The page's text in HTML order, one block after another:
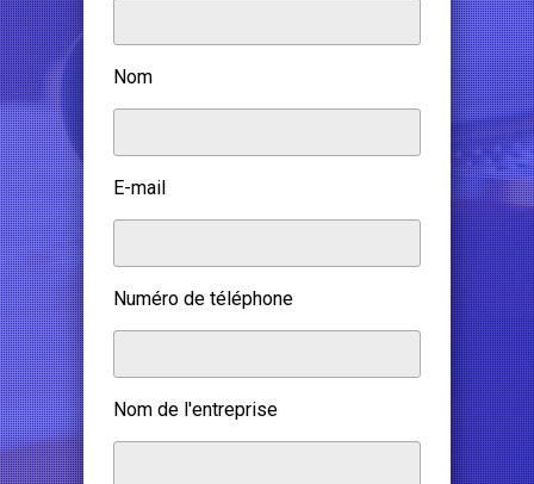
Nom
E-mail
Numéro de téléphone
Nom de l'entreprise